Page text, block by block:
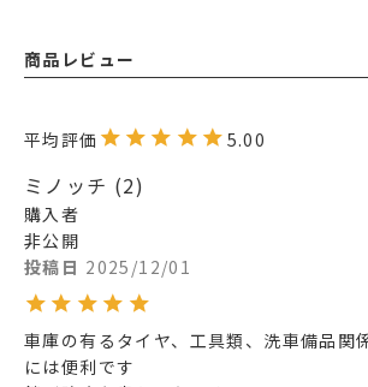
商品レビュー
5.00
ミノッチ 2
購入者
非公開
投稿日 2025/12/01
車庫の有るタイヤ、工具類、洗車備品関
には便利です